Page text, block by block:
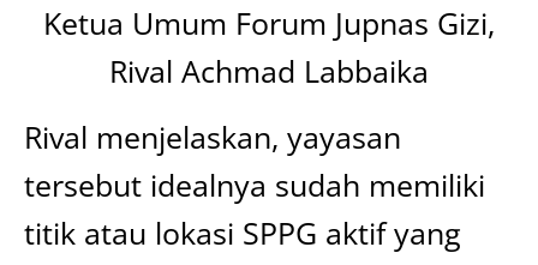
Ketua Umum Forum Jupnas Gizi,
Rival Achmad Labbaika
Rival menjelaskan, yayasan
tersebut idealnya sudah memiliki
titik atau lokasi SPPG aktif yang